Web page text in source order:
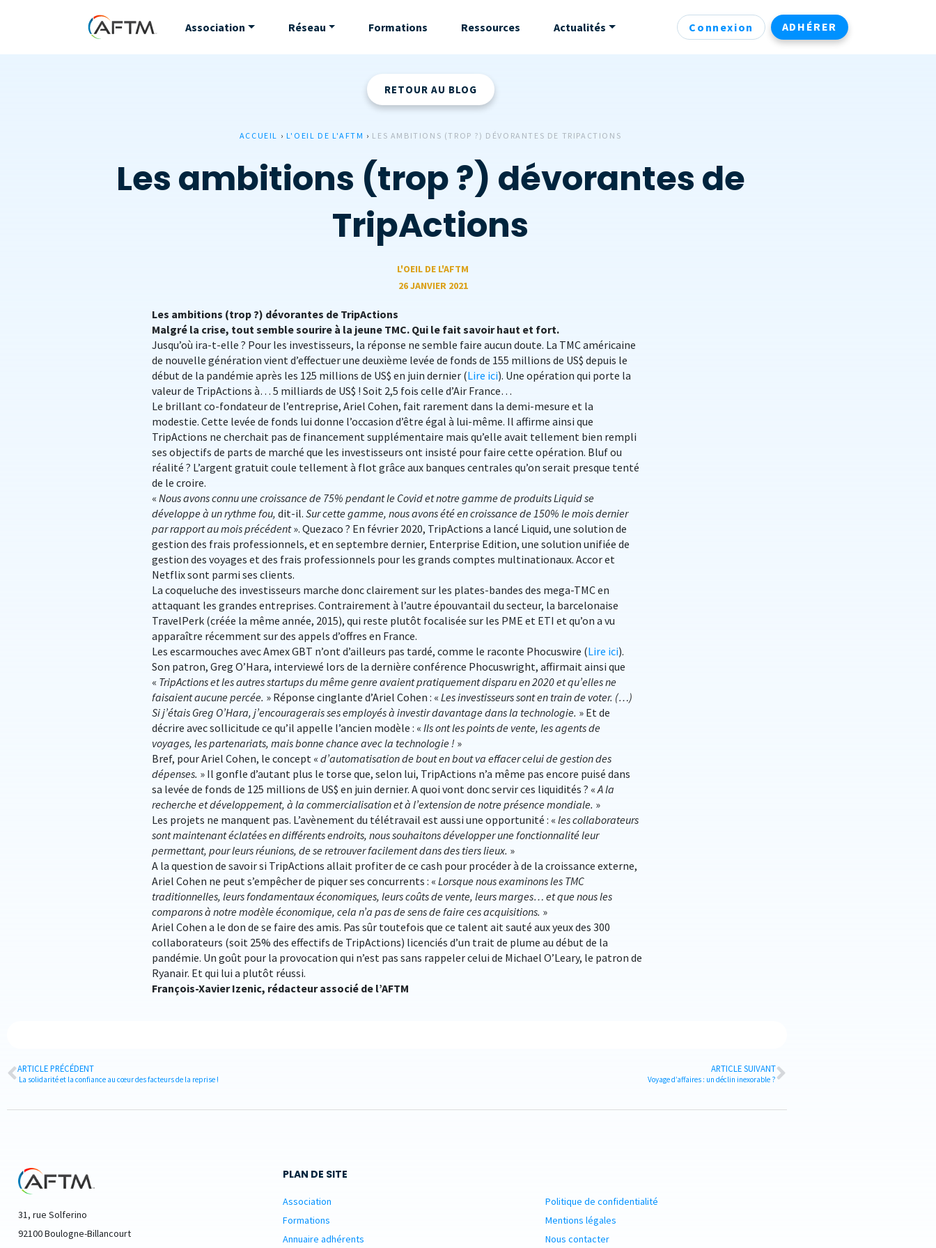
Association Réseau Formations Ressources Actualités Connexion ADHÉRER
RETOUR AU BLOG
ACCUEIL › L'OEIL DE L'AFTM › LES AMBITIONS (TROP ?) DÉVORANTES DE TRIPACTIONS
Les ambitions (trop ?) dévorantes de
TripActions
L'OEIL DE L'AFTM
26 JANVIER 2021
Les ambitions (trop ?) dévorantes de TripActions
Malgré la crise, tout semble sourire à la jeune TMC. Qui le fait savoir haut et fort.
Jusqu’où ira-t-elle ? Pour les investisseurs, la réponse ne semble faire aucun doute. La TMC américaine
de nouvelle génération vient d’effectuer une deuxième levée de fonds de 155 millions de US$ depuis le
début de la pandémie après les 125 millions de US$ en juin dernier (Lire ici). Une opération qui porte la
valeur de TripActions à… 5 milliards de US$ ! Soit 2,5 fois celle d’Air France…
Le brillant co-fondateur de l’entreprise, Ariel Cohen, fait rarement dans la demi-mesure et la
modestie. Cette levée de fonds lui donne l’occasion d’être égal à lui-même. Il affirme ainsi que
TripActions ne cherchait pas de financement supplémentaire mais qu’elle avait tellement bien rempli
ses objectifs de parts de marché que les investisseurs ont insisté pour faire cette opération. Bluf ou
réalité ? L’argent gratuit coule tellement à flot grâce aux banques centrales qu’on serait presque tenté
de le croire.
« Nous avons connu une croissance de 75% pendant le Covid et notre gamme de produits Liquid se
développe à un rythme fou, dit-il. Sur cette gamme, nous avons été en croissance de 150% le mois dernier
par rapport au mois précédent». Quezaco ? En février 2020, TripActions a lancé Liquid, une solution de
gestion des frais professionnels, et en septembre dernier, Enterprise Edition, une solution unifiée de
gestion des voyages et des frais professionnels pour les grands comptes multinationaux. Accor et
Netflix sont parmi ses clients.
La coqueluche des investisseurs marche donc clairement sur les plates-bandes des mega-TMC en
attaquant les grandes entreprises. Contrairement à l’autre épouvantail du secteur, la barcelonaise
TravelPerk (créée la même année, 2015), qui reste plutôt focalisée sur les PME et ETI et qu’on a vu
apparaître récemment sur des appels d’offres en France.
Les escarmouches avec Amex GBT n’ont d’ailleurs pas tardé, comme le raconte Phocuswire (Lire ici).
Son patron, Greg O’Hara, interviewé lors de la dernière conférence Phocuswright, affirmait ainsi que
« TripActions et les autres startups du même genre avaient pratiquement disparu en 2020 et qu’elles ne
faisaient aucune percée. » Réponse cinglante d’Ariel Cohen : « Les investisseurs sont en train de voter. (…)
Si j’étais Greg O’Hara, j’encouragerais ses employés à investir davantage dans la technologie. » Et de
décrire avec sollicitude ce qu’il appelle l’ancien modèle : « Ils ont les points de vente, les agents de
voyages, les partenariats, mais bonne chance avec la technologie ! »
Bref, pour Ariel Cohen, le concept « d’automatisation de bout en bout va effacer celui de gestion des
dépenses. » Il gonfle d’autant plus le torse que, selon lui, TripActions n’a même pas encore puisé dans
sa levée de fonds de 125 millions de US$ en juin dernier. A quoi vont donc servir ces liquidités ? «A la
recherche et développement, à la commercialisation et à l’extension de notre présence mondiale. »
Les projets ne manquent pas. L’avènement du télétravail est aussi une opportunité : « les collaborateurs
sont maintenant éclatées en différents endroits, nous souhaitons développer une fonctionnalité leur
permettant, pour leurs réunions, de se retrouver facilement dans des tiers lieux. »
A la question de savoir si TripActions allait profiter de ce cash pour procéder à de la croissance externe,
Ariel Cohen ne peut s’empêcher de piquer ses concurrents : « Lorsque nous examinons les TMC
traditionnelles, leurs fondamentaux économiques, leurs coûts de vente, leurs marges… et que nous les
comparons à notre modèle économique, cela n’a pas de sens de faire ces acquisitions. »
Ariel Cohen a le don de se faire des amis. Pas sûr toutefois que ce talent ait sauté aux yeux des 300
collaborateurs (soit 25% des effectifs de TripActions) licenciés d’un trait de plume au début de la
pandémie. Un goût pour la provocation qui n’est pas sans rappeler celui de Michael O’Leary, le patron de
Ryanair. Et qui lui a plutôt réussi.
François-Xavier Izenic, rédacteur associé de l’AFTM
ARTICLE PRÉCÉDENT
La solidarité et la confiance au cœur des facteurs de la reprise !
ARTICLE SUIVANT
Voyage d’affaires : un déclin inexorable ?
31, rue Solferino
92100 Boulogne-Billancourt
PLAN DE SITE
Association
Formations
Annuaire adhérents
Politique de confidentialité
Mentions légales
Nous contacter